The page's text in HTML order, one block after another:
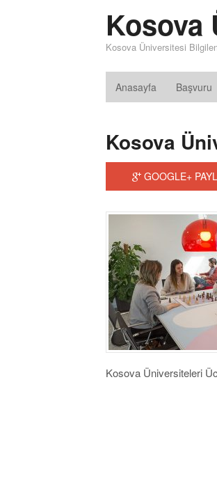
Kosova
Kosova Üniversitesi
Anasayfa Başvuru
Kosova
GOOGLE+
Kosova Üniversiteleri